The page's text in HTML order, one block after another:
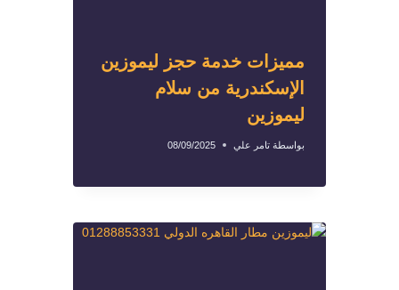
مميزات خدمة حجز ليموزين
الإسكندرية من سلام
ليموزين
بواسطة تامر علي 08/09/2025